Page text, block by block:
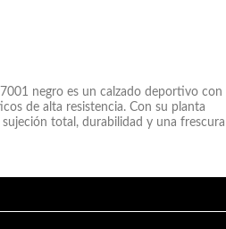
negro es un calzado deportivo con
de alta resistencia. Con su planta
total, durabilidad y una frescura